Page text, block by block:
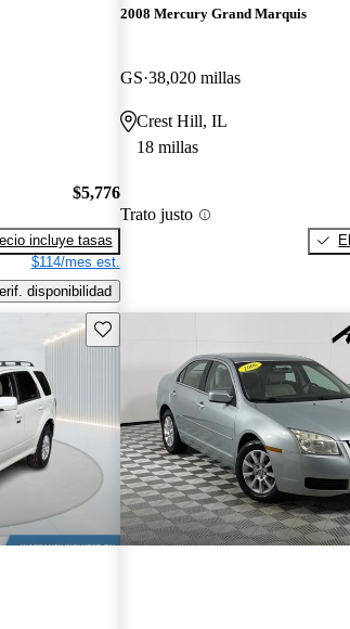
$5,776
incluye tasas
$114/mes est.
disponibilidad
2008 Mercury Grand Marquis
GS 38,020 millas
Crest Hill, IL
18 millas
Trato justo
Guarda este Aviso